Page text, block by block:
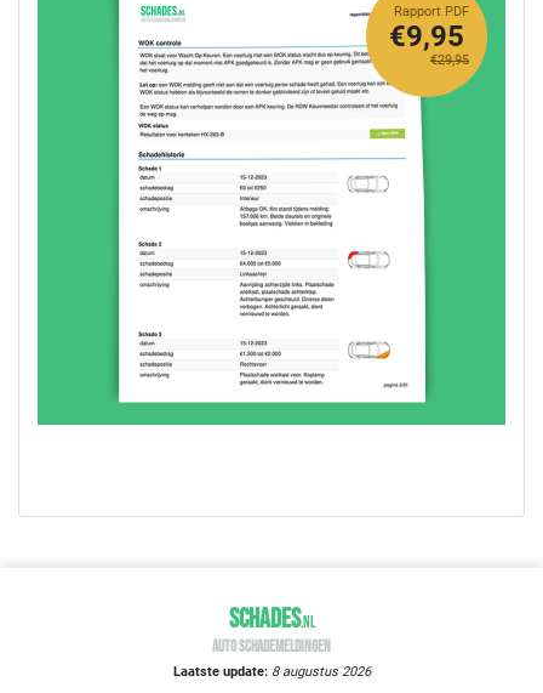
Rapport PDF
€29,95
€9,95
SCHADES.NL
AUTO SCHADEMELDINGEN
Laatste update: 8 augustus 2026